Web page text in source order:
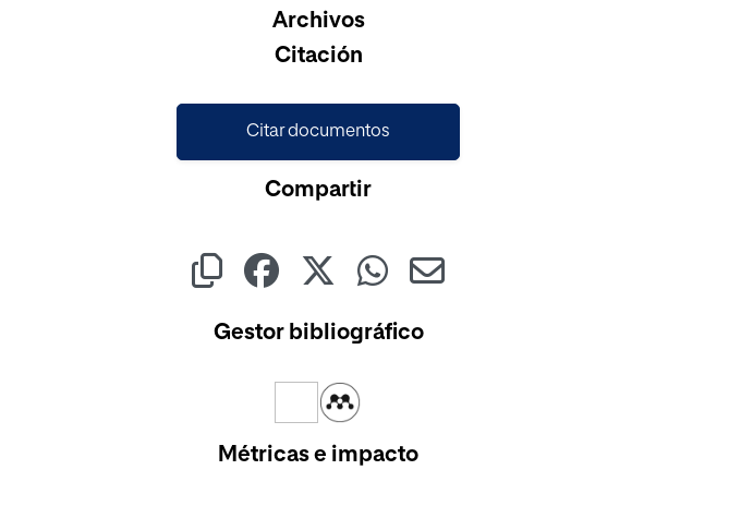
Cargando...Archivos
Citación
Citar documentos
Compartir
Gestor bibliográfico
Métricas e impacto